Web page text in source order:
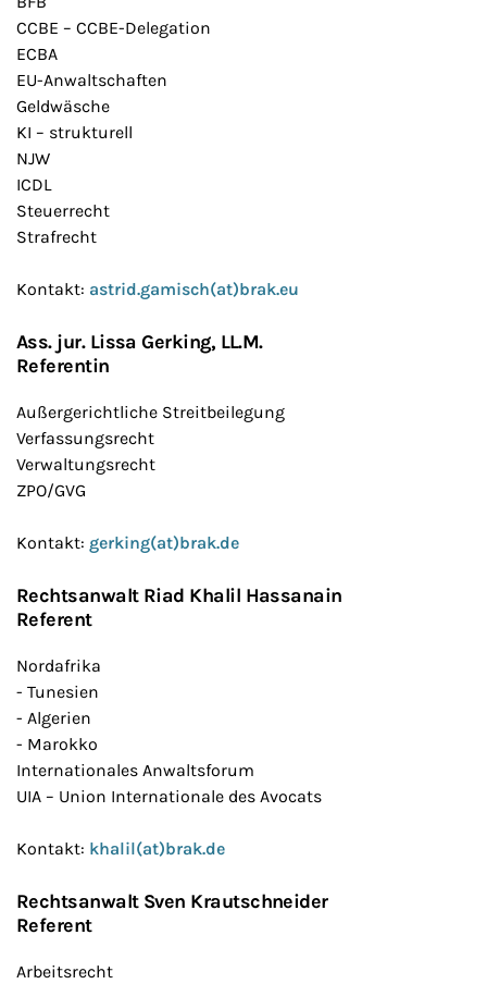
CCBE – CCBE-Delegation
ECBA
EU-Anwaltschaften
Geldwäsche
KI – strukturell
NJW
ICDL
Steuerrecht
Strafrecht
Kontakt: astrid.gamisch(at)brak.eu
Ass. jur. Lissa Gerking, LL.M.
Referentin
Außergerichtliche Streitbeilegung
Verfassungsrecht
Verwaltungsrecht
ZPO/GVG
Kontakt: gerking(at)brak.de
Rechtsanwalt Riad Khalil Hassanain
Referent
Nordafrika
- Tunesien
- Algerien
- Marokko
Internationales Anwaltsforum
UIA – Union Internationale des Avocats
Kontakt: khalil(at)brak.de
Rechtsanwalt Sven Krautschneider
Referent
Arbeitsrecht